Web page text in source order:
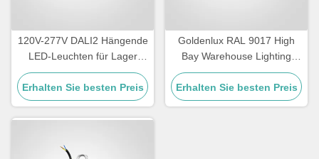
120V-277V DALI2 Hängende
LED-Leuchten für Lager
IP65 Wasserdicht
Erhalten Sie besten Preis
Goldenlux RAL 9017 High
Bay Warehouse Lighting
SMD2835 Industrielle High
Bay Leuchten
Erhalten Sie besten Preis